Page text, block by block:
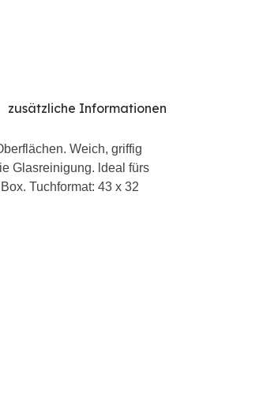
zusätzliche Informationen
Weich, griffig
Glasreinigung. ldeal fürs
Tuchformat: 43 x 32